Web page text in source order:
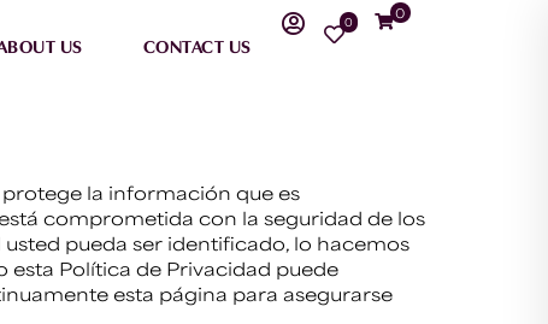
US CONTACT US
0
0
protege la información que es
comprometida con la seguridad de los
pueda ser identificado, lo hacemos
Política de Privacidad puede
esta página para asegurarse